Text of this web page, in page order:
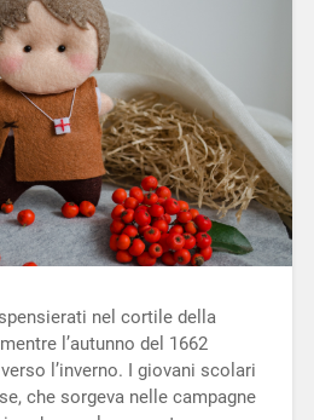
nel cortile della
l’autunno del 1662
l’inverno. I giovani scolari
che sorgeva nelle campagne